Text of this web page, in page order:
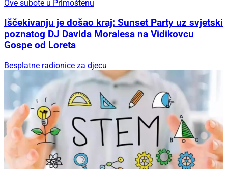
Ove subote u Primoštenu
Iščekivanju je došao kraj: Sunset Party uz svjetski
poznatog DJ Davida Moralesa na Vidikovcu
Gospe od Loreta
Besplatne radionice za djecu